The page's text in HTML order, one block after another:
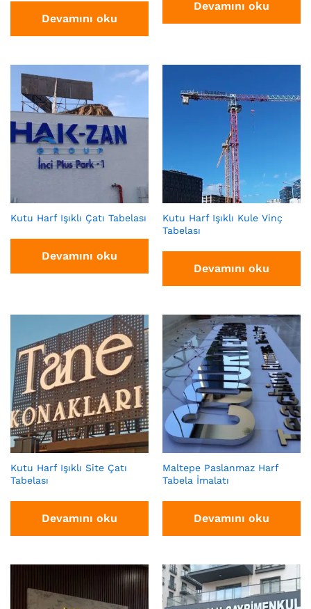
Devamını oku
Devamını oku
Kutu Harf Işıklı Çatı Tabelası
Devamını oku
Kutu Harf Işıklı Kule Vinç
Tabelası
Devamını oku
Kutu Harf Işıklı Site Çatı
Tabelası
Devamını oku
Maltepe Paslanmaz Harf
Tabela İmalatı
Devamını oku